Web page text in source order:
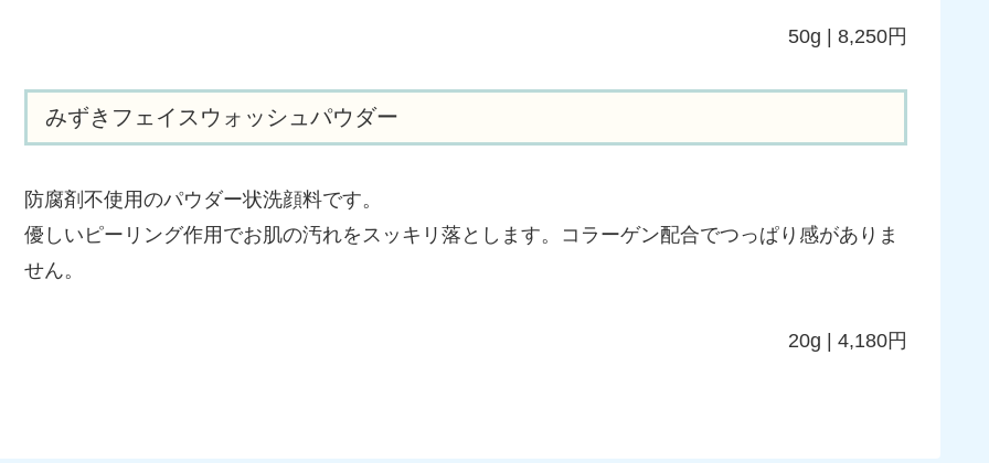
50g | 8,250円
みずきフェイスウォッシュパウダー
防腐剤不使用のパウダー状洗顔料です。
優しいピーリング作用でお肌の汚れをスッキリ落とします。コラーゲン配合でつっぱり感がありま
せん。
20g | 4,180円